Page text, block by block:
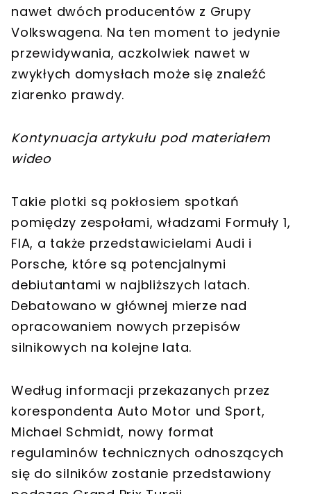
nawet dwóch producentów z Grupy
Volkswagena. Na ten moment to jedynie
przewidywania, aczkolwiek nawet w
zwykłych domysłach może się znaleźć
ziarenko prawdy.
Kontynuacja artykułu pod materiałem
wideo
Takie plotki są pokłosiem spotkań
pomiędzy zespołami, władzami Formuły 1,
FIA, a także przedstawicielami Audi i
Porsche, które są potencjalnymi
debiutantami w najbliższych latach.
Debatowano w głównej mierze nad
opracowaniem nowych przepisów
silnikowych na kolejne lata.
Według informacji przekazanych przez
korespondenta Auto Motor und Sport,
Michael Schmidt, nowy format
regulaminów technicznych odnoszących
się do silników zostanie przedstawiony